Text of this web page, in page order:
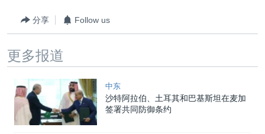
全球议题
环境
美国建国250周年
埃博拉疫情
美国之音专访
重要讲话与声明
台海两岸关系
南中国海争端
关注我们
其他语言网站
分享 Follow us
更多报道
中东
沙特阿拉伯、土耳其和巴基斯坦在麦加
签署共同防御条约